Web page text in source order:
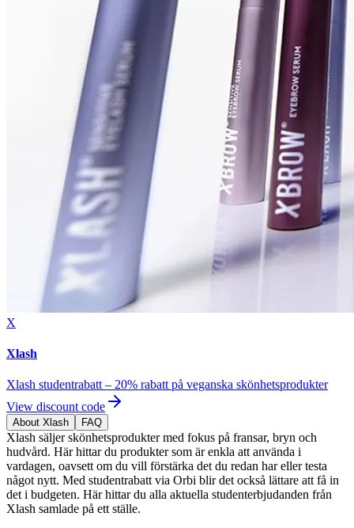
X
Xlash
Xlash studentrabatt – 20% rabatt på veganska skönhetsprodukter
View discount code
About Xlash FAQ
Xlash säljer skönhetsprodukter med fokus på fransar, bryn och
hudvård. Här hittar du produkter som är enkla att använda i
vardagen, oavsett om du vill förstärka det du redan har eller testa
något nytt. Med studentrabatt via Orbi blir det också lättare att få in
det i budgeten. Här hittar du alla aktuella studenterbjudanden från
Xlash samlade på ett ställe.